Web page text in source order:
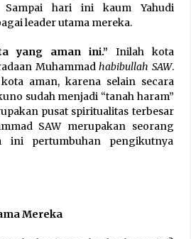
Sampai hari ini kaum Yahudi
leader utama mereka.
yang aman ini.” Inilah kota
Muhammadhabibullah SAW.
aman, karena selain secara
sudah menjadi “tanah haram”
pusat spiritualitas terbesar
SAW merupakan seorang
ini pertumbuhan pengikutnya
Mereka